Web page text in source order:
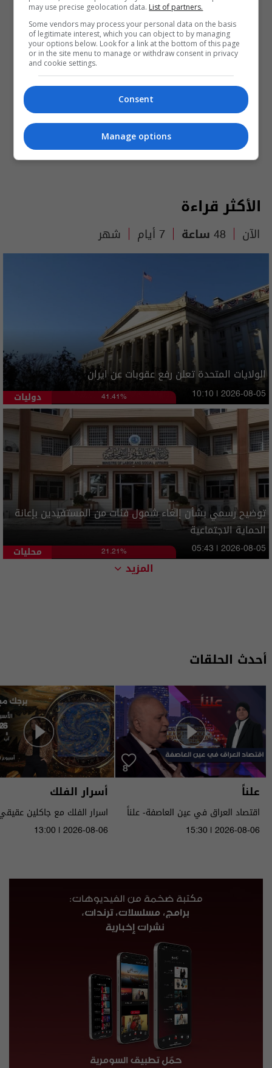
الأكثر قراءة
الآن 48 ساعة 7 أيام شهر
الولايات المتحدة تعلن رفع عقوبات عن ايران
دوليات 41.41% 10:10 | 2026-08-05
توضيح رسمي بشأن إلغاء شمول فئات من المستفيدين بإعانة
الحماية الاجتماعية
محليات 21.21% 05:43 | 2026-08-05
المزيد
أحدث الحلقات
علناً
اقتصاد العراق في عين العاصفة- علناً
م٥ - الحلقة ٨ | الموسم ٥
15:30 | 2026-08-06
أسرار الفلك
الى ١٤ آب ٢٠٢٦ | 2026
13:00 | 2026-08-06
may use precise geolocation data. List of partners.
Some vendors may process your personal data on the basis
of legitimate interest, which you can object to by managing
your options below. Look for a link at the bottom of this page
or in the site menu to manage or withdraw consent in privacy
and cookie settings.
Consent
Manage options